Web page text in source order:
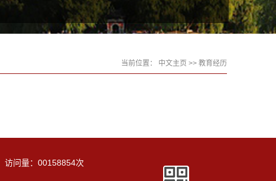
当前位置： 中文主页 >> 教育经历
访问量： 00158854次